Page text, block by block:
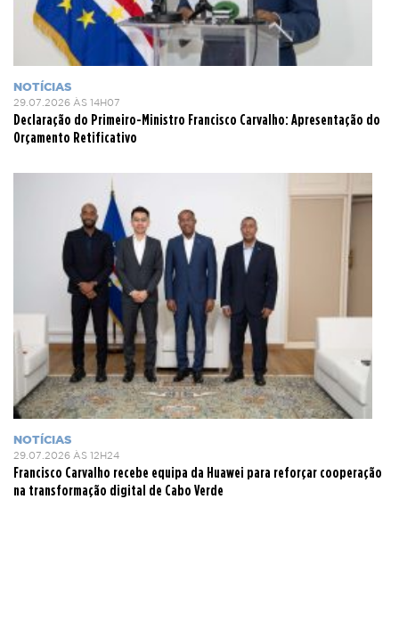
NOTÍCIAS
29.07.2026 ÀS 14H07
Declaração do Primeiro-Ministro Francisco Carvalho: Apresentação do
Orçamento Retificativo
NOTÍCIAS
29.07.2026 ÀS 12H24
Francisco Carvalho recebe equipa da Huawei para reforçar cooperação
na transformação digital de Cabo Verde